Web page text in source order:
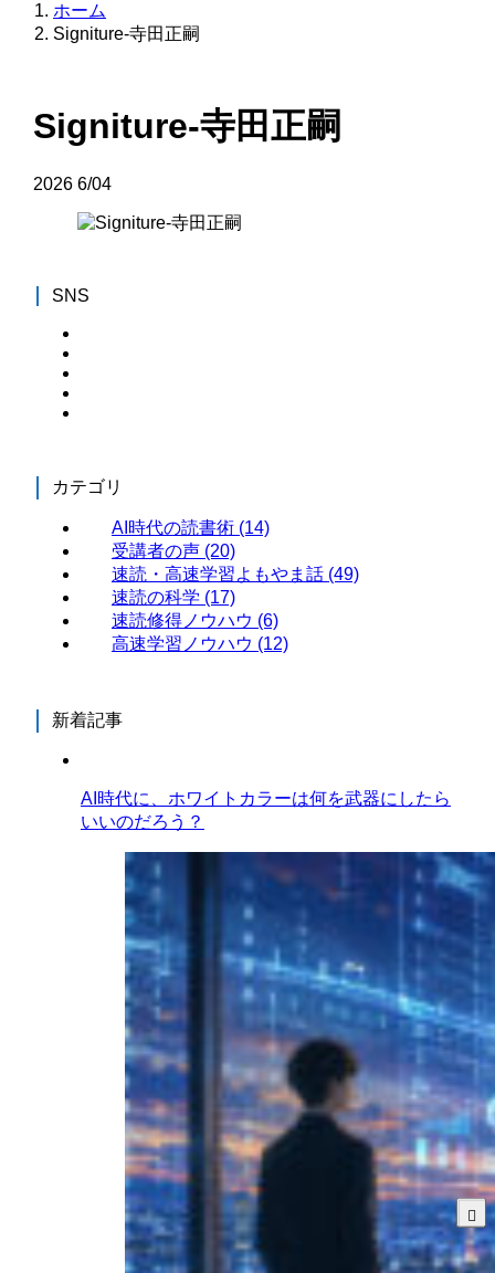
ホーム
Signiture-寺田正嗣
Signiture-寺田正嗣
2026 6/04
SNS
カテゴリ
AI時代の読書術 (14)
受講者の声 (20)
速読・高速学習よもやま話 (49)
速読の科学 (17)
速読修得ノウハウ (6)
高速学習ノウハウ (12)
新着記事
AI時代に、ホワイトカラーは何を武器にしたら
いいのだろう？